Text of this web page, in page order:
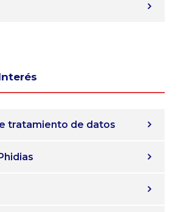
tratamiento de datos